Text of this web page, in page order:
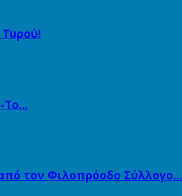
Το…
τον Φιλοπρόοδο Σύλλογο…